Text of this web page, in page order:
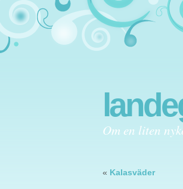
Om en liten
« Kalasväder